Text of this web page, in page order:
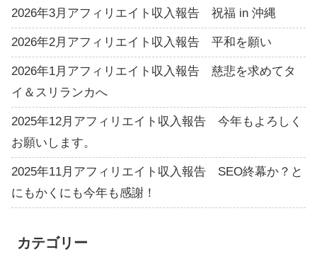
2026年3月アフィリエイト収入報告 祝福 in 沖縄
2026年2月アフィリエイト収入報告 平和を願い
2026年1月アフィリエイト収入報告 慈悲を求めてタ
イ＆スリランカへ
2025年12月アフィリエイト収入報告 今年もよろしく
お願いします。
2025年11月アフィリエイト収入報告 SEO終幕か？と
にもかくにも今年も感謝！
カテゴリー